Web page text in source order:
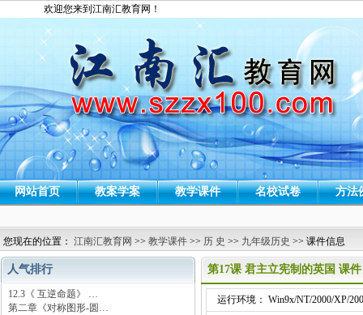
欢迎您来到江南汇教育网！
网站首页 教案学案 教学课件 名校试卷 方法
您现在的位置： 江南汇教育网 >> 教学课件 >> 历 史 >> 九年级历史 >> 课件信息
人气排行
12.3《 互逆命题》 …
第二章《对称图形-圆…
第17课 君主立宪制的英国 课件
运行环境： Win9x/NT/2000/XP/